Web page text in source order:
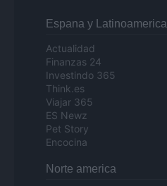
Espana y Latinoamerica
Actualidad
Finanzas 24
Investindo 365
Think.es
Viajar 365
ES Newz
Pet Story
Encocina
Norte america